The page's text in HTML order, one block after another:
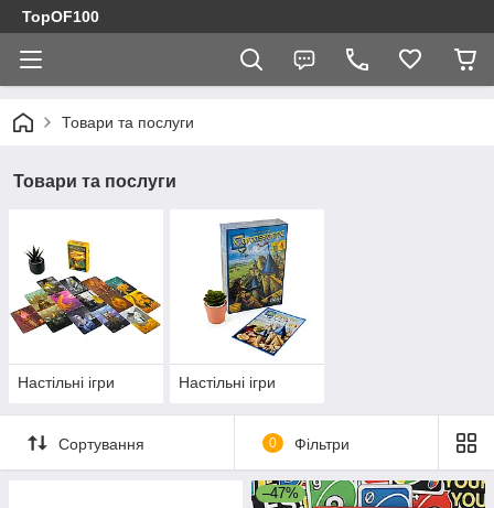
TopOF100
Товари та послуги
Товари та послуги
Настільні ігри Настільні ігри
Сортування 0 Фільтри
–47%